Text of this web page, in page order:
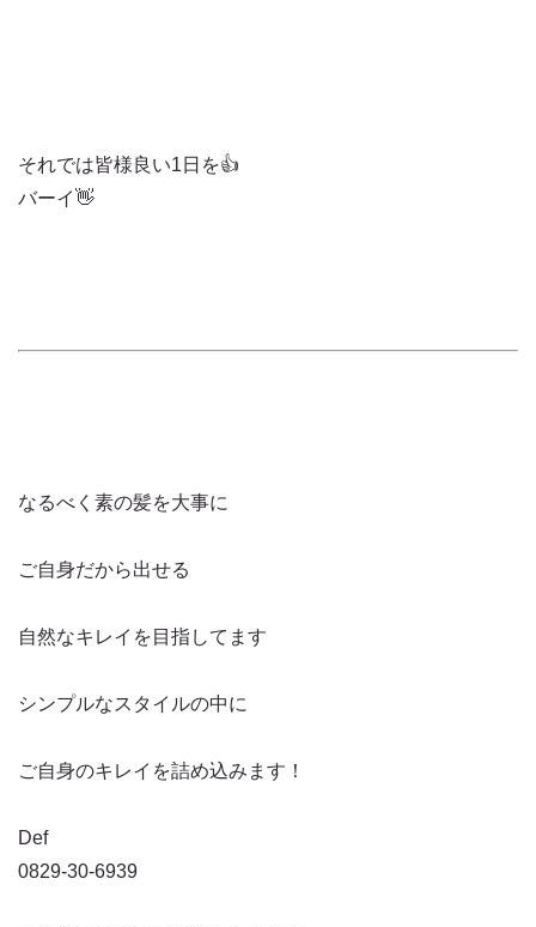
それでは皆様良い1日を👍
バーイ👋
なるべく素の髪を大事に
ご自身だから出せる
自然なキレイを目指してます
シンプルなスタイルの中に
ご自身のキレイを詰め込みます！
Def
0829-30-6939